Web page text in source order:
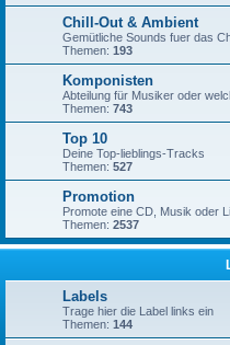
Chill-Out & Ambient
Gemütliche Sounds fuer das
Themen: 193
Komponisten
Abteilung für Musiker oder
Themen: 743
Top 10
Deine Top-lieblings-Tracks
Themen: 527
Promotion
Promote eine CD, Musik oder
Themen: 2537
Labels
Trage hier die Label links ein
Themen: 144